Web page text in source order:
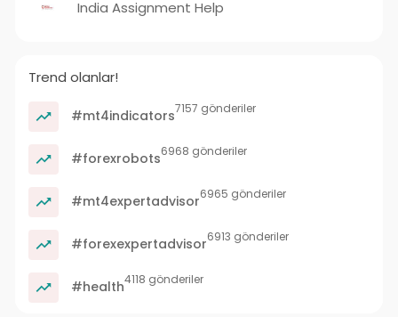
India Assignment Help
Trend olanlar!
#mt4indicators7157 gönderiler
#forexrobots6968 gönderiler
#mt4expertadvisor6965 gönderiler
#forexexpertadvisor6913 gönderiler
#health4118 gönderiler